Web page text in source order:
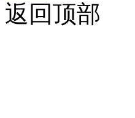
返回顶部